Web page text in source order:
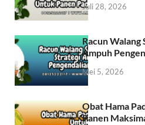
Juli 28, 2026
Racun Walang
Ampuh
Mei 5, 2026
Obat Hama
Panen